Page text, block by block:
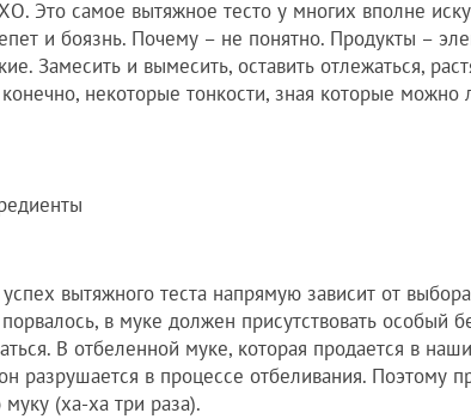
Это самое вытяжное тесто у многих вполне
и боязнь. Почему – не понятно. Продукты –
Замесить и вымесить, оставить отлежаться,
конечно, некоторые тонкости, зная которые
успех вытяжного теста напрямую зависит от
в муке должен присутствовать особый
В отбеленной муке, которая продается в
разрушается в процессе отбеливания. Поэтому
(ха-ха три раза).